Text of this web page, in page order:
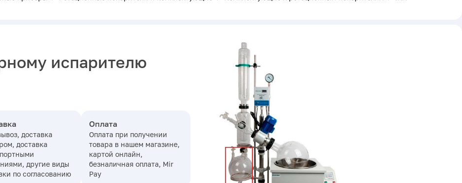
испарителю
доставка
доставка
другие виды
по согласованию
Оплата
Оплата при получении
товара в нашем магазине,
картой онлайн,
безналичная оплата, Mir
Pay